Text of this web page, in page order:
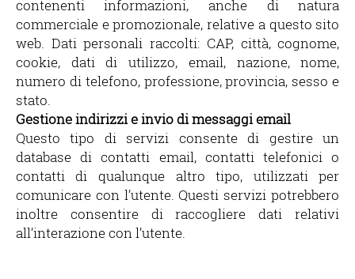
contenenti informazioni, anche di natura
commerciale e promozionale, relative a questo sito
web. Dati personali raccolti: CAP, città, cognome,
cookie, dati di utilizzo, email, nazione, nome,
numero di telefono, professione, provincia, sesso e
stato.
Gestione indirizzi e invio di messaggi email
Questo tipo di servizi consente di gestire un
database di contatti email, contatti telefonici o
contatti di qualunque altro tipo, utilizzati per
comunicare con l’utente. Questi servizi potrebbero
inoltre consentire di raccogliere dati relativi
all’interazione con l’utente.